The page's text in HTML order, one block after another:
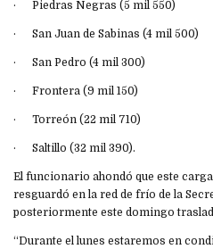
· Piedras Negras (5 mil 550)
· San Juan de Sabinas (4 mil 500)
· San Pedro (4 mil 300)
· Frontera (9 mil 150)
· Torreón (22 mil 710)
· Saltillo (32 mil 390).
El funcionario ahondó que este
resguardó en la red de frío de la
posteriormente este domingo
“Durante el lunes estaremos en